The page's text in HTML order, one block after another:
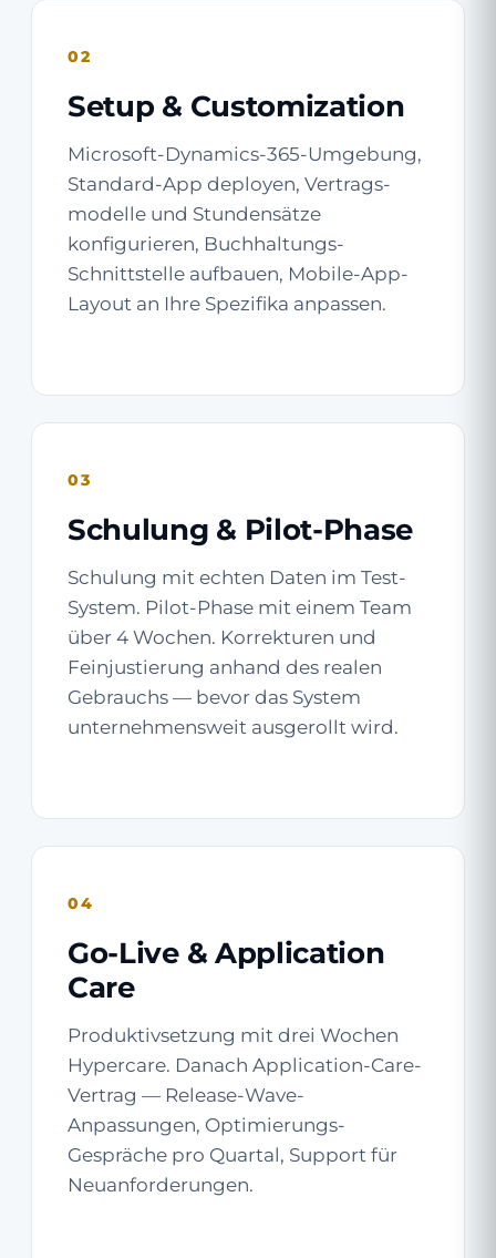
02
Setup & Customization
Microsoft-Dynamics-365-Umgebung,
Standard-App deployen, Vertrags­
modelle und Stundensätze
konfigurieren, Buchhaltungs-
Schnittstelle aufbauen, Mobile-App-
Layout an Ihre Spezifika anpassen.
03
Schulung & Pilot-Phase
Schulung mit echten Daten im Test-
System. Pilot-Phase mit einem Team
über 4 Wochen. Korrekturen und
Feinjustierung anhand des realen
Gebrauchs — bevor das System
unternehmens­weit ausgerollt wird.
04
Go-Live & Application
Care
Produktivsetzung mit drei Wochen
Hypercare. Danach Application-Care-
Vertrag — Release-Wave-
Anpassungen, Optimierungs-
Gespräche pro Quartal, Support für
Neuanforderungen.